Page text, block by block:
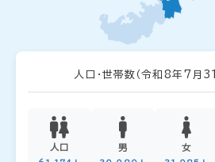
人口・世帯数 （令和8年7月31
人口 男 女